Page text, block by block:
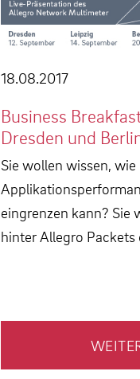
18.08.2017
Business
Dresden und
Sie wollen wissen,
eingrenzen kann? Sie
hinter Allegro